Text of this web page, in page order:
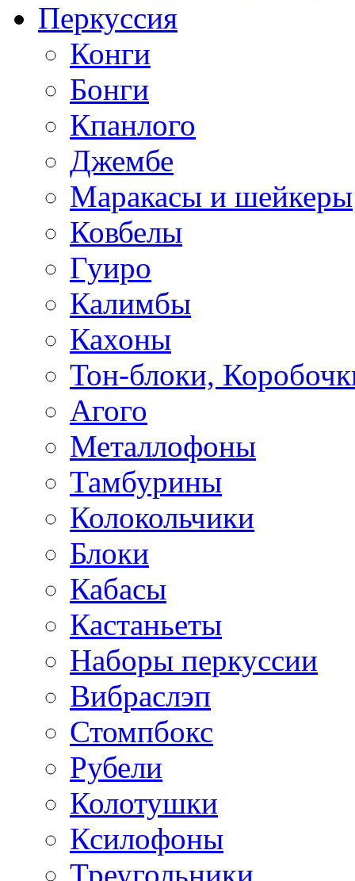
Перкуссия
Конги
Бонги
Кпанлого
Джембе
Маракасы и шейкеры
Ковбелы
Гуиро
Калимбы
Кахоны
Тон-блоки,
Агого
Металлофоны
Тамбурины
Колокольчики
Блоки
Кабасы
Кастаньеты
Наборы перкуссии
Вибраслэп
Стомпбокс
Рубели
Колотушки
Ксилофоны